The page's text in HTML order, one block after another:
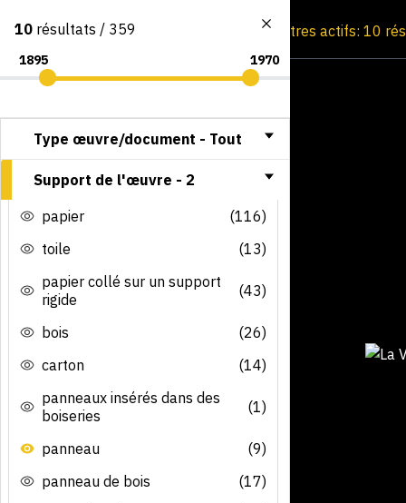
Consultation par image Filtres actifs: 10
10 résultats / 359
Type œuvre/document - Tout
Support de l'œuvre - 2
papier
(116)
toile
(13)
papier collé sur un support
rigide
(43)
bois
(26)
carton
(14)
panneaux insérés dans des
boiseries
(1)
panneau
(9)
panneau de bois
(17)